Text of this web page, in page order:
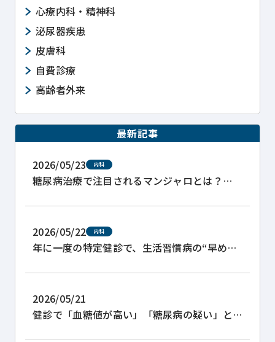
心療内科・精神科
泌尿器疾患
皮膚科
自費診療
高齢者外来
最新記事
2026/05/23 内科
糖尿病治療で注目されるマンジャロとは？
2026/05/22 内科
年に一度の特定健診で、生活習慣病の“早めの
2026/05/21
健診で「血糖値が高い」「糖尿病の疑い」と